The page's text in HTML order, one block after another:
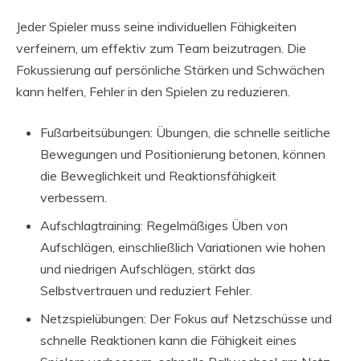
Jeder Spieler muss seine individuellen Fähigkeiten
verfeinern, um effektiv zum Team beizutragen. Die
Fokussierung auf persönliche Stärken und Schwächen
kann helfen, Fehler in den Spielen zu reduzieren.
Fußarbeitsübungen: Übungen, die schnelle seitliche
Bewegungen und Positionierung betonen, können
die Beweglichkeit und Reaktionsfähigkeit
verbessern.
Aufschlagtraining: Regelmäßiges Üben von
Aufschlägen, einschließlich Variationen wie hohen
und niedrigen Aufschlägen, stärkt das
Selbstvertrauen und reduziert Fehler.
Netzspielübungen: Der Fokus auf Netzschüsse und
schnelle Reaktionen kann die Fähigkeit eines